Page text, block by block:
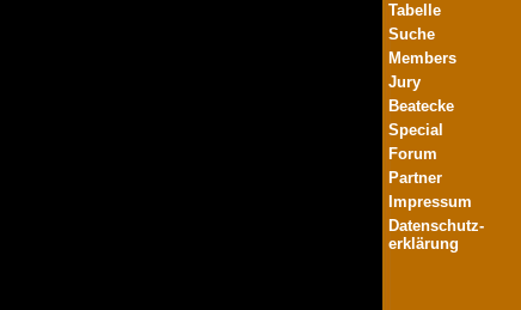
Tabelle
Suche
Members
Jury
Beatecke
Special
Forum
Partner
Impressum
Datenschutz-
erklärung